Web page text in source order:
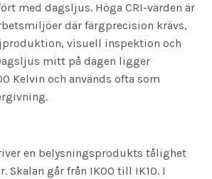
med dagsljus. Höga CRI-värden är
där färgprecision krävs,
visuell inspektion och
mitt på dagen ligger
Kelvin och används ofta som
en belysningsprodukts tålighet
Skalan går från IK00 till IK10. I